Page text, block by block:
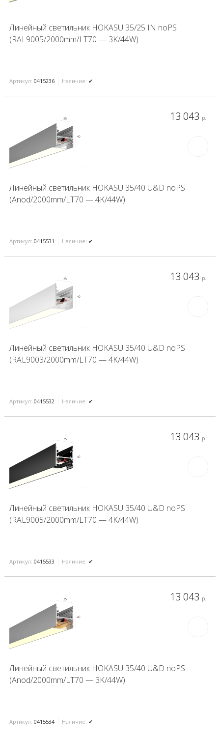
Линейный светильник HOKASU 35/25 IN noPS
(RAL9005/2000mm/LT70 — 3K/44W)
Артикул: 0415236 Наличие: ✔
Линейный светильник HOKASU 35/40 U&D noPS
(Anod/2000mm/LT70 — 4K/44W)
Артикул: 0415531 Наличие: ✔
13 043 р.
Линейный светильник HOKASU 35/40 U&D noPS
(RAL9003/2000mm/LT70 — 4K/44W)
Артикул: 0415532 Наличие: ✔
13 043 р.
Линейный светильник HOKASU 35/40 U&D noPS
(RAL9005/2000mm/LT70 — 4K/44W)
Артикул: 0415533 Наличие: ✔
13 043 р.
Линейный светильник HOKASU 35/40 U&D noPS
(Anod/2000mm/LT70 — 3K/44W)
Артикул: 0415534 Наличие: ✔
13 043 р.